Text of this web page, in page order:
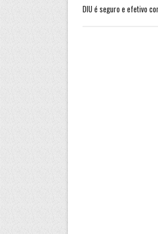
DIU é seguro e efetivo